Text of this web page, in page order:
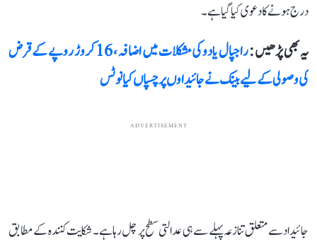
درج ہونے کا دعوی کیا گیا ہے۔
یہ بھی پڑھیں :
راجپال یادو کی مشکلات میں اضافہ، 16 کروڑ روپے کے قرض
کی وصولی کے لیے بینک نے جائیداوں پر چسپاں کیا نوٹس
ADVERTISEMENT
جائیداد سے متعلق تنازعہ پہلے سے ہی عدالتی سطح پر چل رہا ہے۔ شکایت کنندہ کے مطابق